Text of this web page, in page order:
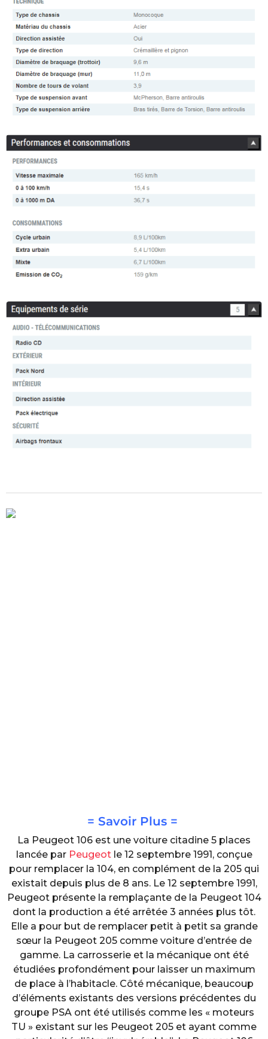
= Savoir Plus =
La Peugeot 106 est une voiture citadine 5 places
lancée par Peugeotle 12 septembre 1991, conçue
pour remplacer la 104, en complément de la 205 qui
existait depuis plus de 8 ans. Le 12 septembre 1991,
Peugeot présente la remplaçante de la Peugeot 104
dont la production a été arrêtée 3 années plus tôt.
Elle a pour but de remplacer petit à petit sa grande
sœur la Peugeot 205 comme voiture d’entrée de
gamme. La carrosserie et la mécanique ont été
étudiées profondément pour laisser un maximum
de place à l’habitacle. Côté mécanique, beaucoup
d’éléments existants des versions précédentes du
groupe PSA ont été utilisés comme les « moteurs
TU » existant sur les Peugeot 205 et ayant comme